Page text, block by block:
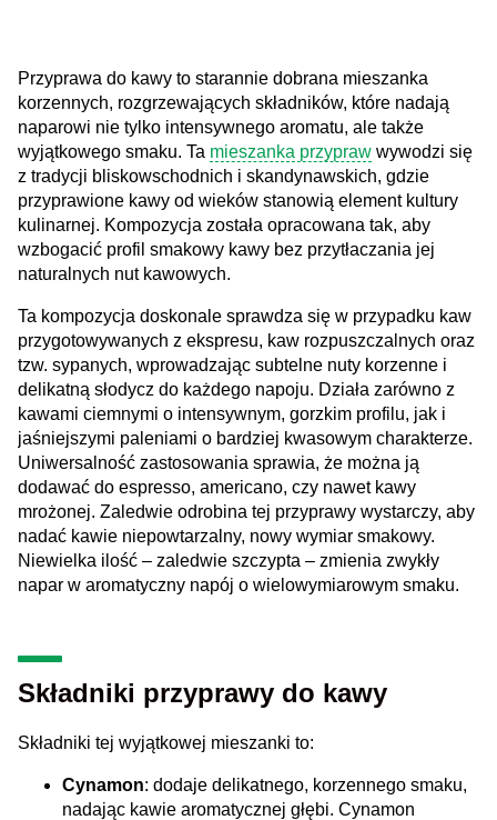
Przyprawa do kawy to starannie dobrana mieszanka
korzennych, rozgrzewających składników, które nadają
naparowi nie tylko intensywnego aromatu, ale także
wyjątkowego smaku. Ta mieszanka przypraw wywodzi się
z tradycji bliskowschodnich i skandynawskich, gdzie
przyprawione kawy od wieków stanowią element kultury
kulinarnej. Kompozycja została opracowana tak, aby
wzbogacić profil smakowy kawy bez przytłaczania jej
naturalnych nut kawowych.
Ta kompozycja doskonale sprawdza się w przypadku kaw
przygotowywanych z ekspresu, kaw rozpuszczalnych oraz
tzw. sypanych, wprowadzając subtelne nuty korzenne i
delikatną słodycz do każdego napoju. Działa zarówno z
kawami ciemnymi o intensywnym, gorzkim profilu, jak i
jaśniejszymi paleniami o bardziej kwasowym charakterze.
Uniwersalność zastosowania sprawia, że można ją
dodawać do espresso, americano, czy nawet kawy
mrożonej. Zaledwie odrobina tej przyprawy wystarczy, aby
nadać kawie niepowtarzalny, nowy wymiar smakowy.
Niewielka ilość – zaledwie szczypta – zmienia zwykły
napar w aromatyczny napój o wielowymiarowym smaku.
Składniki przyprawy do kawy
Składniki tej wyjątkowej mieszanki to:
Cynamon: dodaje delikatnego, korzennego smaku,
nadając kawie aromatycznej głębi. Cynamon